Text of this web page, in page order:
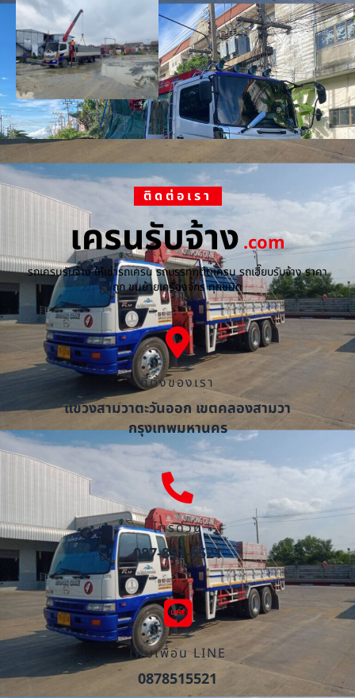
ติดต่อเรา
เครนรับจ้าง.com
รถเครนรับจ้าง ให้เช่ารถเครน รถบรรทุกติดเครน รถเฮี๊ยบรับจ้าง ราคา
ถูก ขนย้ายเครื่องจักร ทุกชนิด
ที่ตั้งของเรา
แขวงสามวาตะวันออก เขตคลองสามวา
กรุงเทพมหานคร
โทรด่วน
087-851-5521
เพิ่มเพื่อน LINE
0878515521